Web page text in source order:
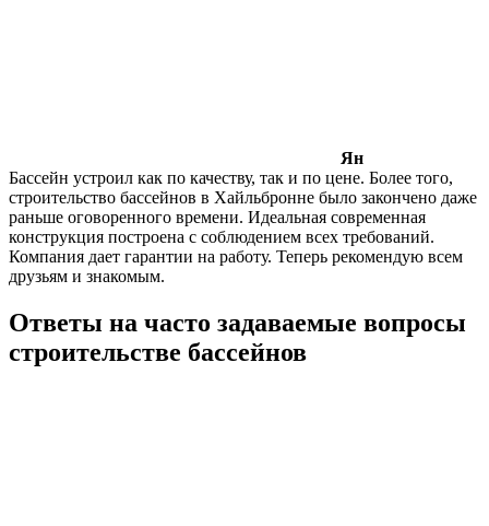
Ян
Бассейн устроил как по качеству, так и по цене. Более того,
строительство бассейнов в Хайльбронне было закончено даже
раньше оговоренного времени. Идеальная современная
конструкция построена с соблюдением всех требований.
Компания дает гарантии на работу. Теперь рекомендую всем
друзьям и знакомым.
Ответы на часто задаваемые вопросы
строительстве бассейнов